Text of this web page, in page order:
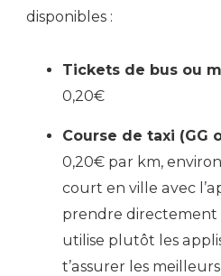
disponibles :
Tickets de bus ou
0,20€
Course de taxi (GG
0,20€ par km,
court en ville avec
prendre directement
utilise plutôt les
t’assurer les